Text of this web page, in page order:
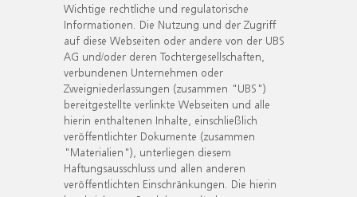
Wichtige rechtliche und regulatorische
Informationen. Die Nutzung und der Zugriff
auf diese Webseiten oder andere von der UBS
AG und/oder deren Tochtergesellschaften,
verbundenen Unternehmen oder
Zweigniederlassungen (zusammen "UBS")
bereitgestellte verlinkte Webseiten und alle
hierin enthaltenen Inhalte, einschließlich
veröffentlichter Dokumente (zusammen
"Materialien"), unterliegen diesem
Haftungsausschluss und allen anderen
veröffentlichten Einschränkungen. Die hierin